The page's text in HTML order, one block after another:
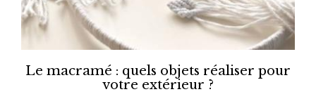
Le macramé : quels objets réaliser pour
votre extérieur ?